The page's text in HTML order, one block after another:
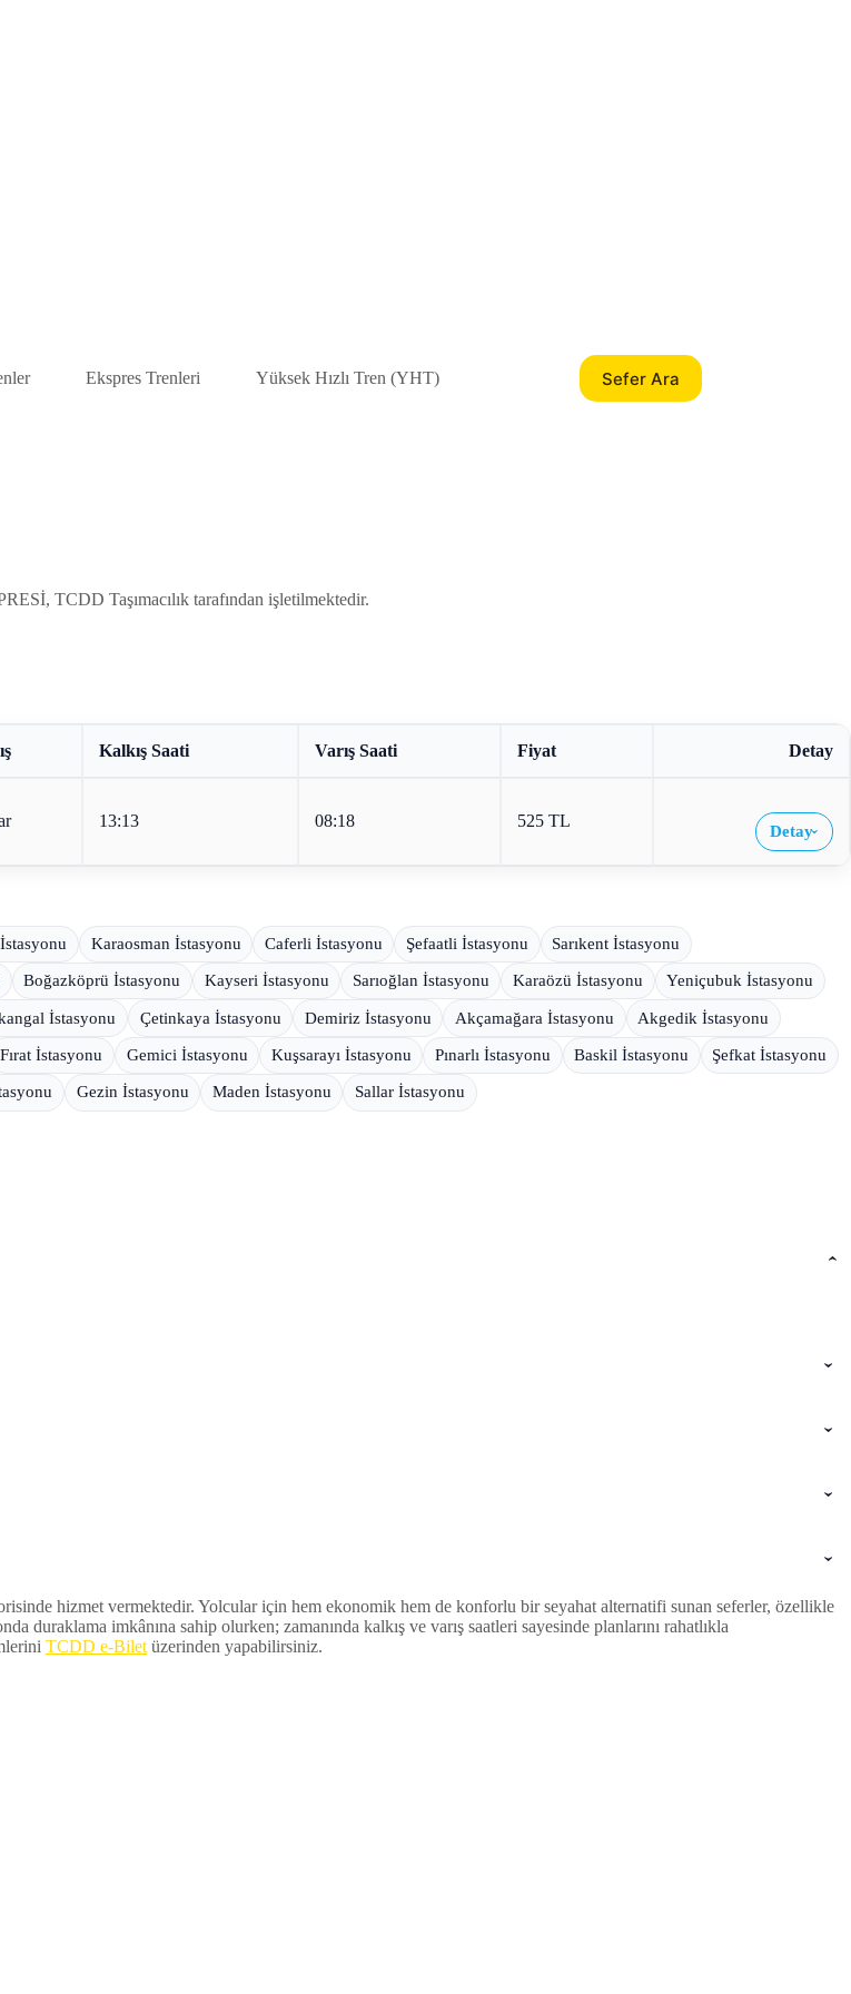
Ekspres Trenleri Yüksek Hızlı Tren (YHT) Sefer Ara
TCDD Taşımacılık tarafından işletilmektedir.
Kalkış Saati Varış Saati Fiyat Detay
13:13 08:18 525 TL
Detay›
Karaosman İstasyonu Caferli İstasyonu Şefaatli İstasyonu Sarıkent İstasyonu
Boğazköprü İstasyonu Kayseri İstasyonu Sarıoğlan İstasyonu Karaözü İstasyonu Yeniçubuk İstasyonu
İstasyonu Çetinkaya İstasyonu Demiriz İstasyonu Akçamağara İstasyonu Akgedik İstasyonu
Fırat İstasyonu Gemici İstasyonu Kuşsarayı İstasyonu Pınarlı İstasyonu Baskil İstasyonu Şefkat İstasyonu
Gezin İstasyonu Maden İstasyonu Sallar İstasyonu
hizmet vermektedir. Yolcular için hem ekonomik hem de konforlu bir seyahat alternatifi sunan seferler, özellikle
duraklama imkânına sahip olurken; zamanında kalkış ve varış saatleri sayesinde planlarını rahatlıkla
TCDD e-Biletüzerinden yapabilirsiniz.